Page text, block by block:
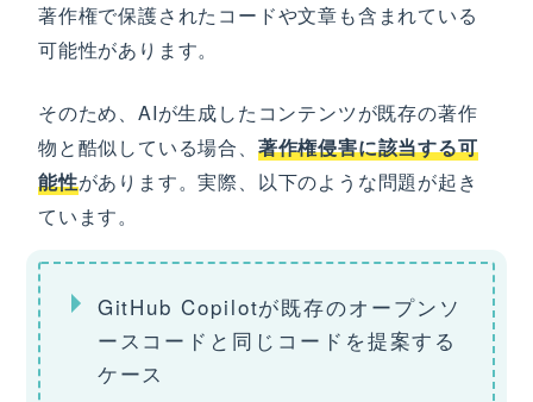
著作権で保護されたコードや文章も含まれている
可能性があります。
そのため、AIが生成したコンテンツが既存の著作
物と酷似している場合、 著作権侵害に該当する可
能性があります。実際、以下のような問題が起き
ています。
GitHub Copilotが既存のオープンソ
ースコードと同じコードを提案する
ケース